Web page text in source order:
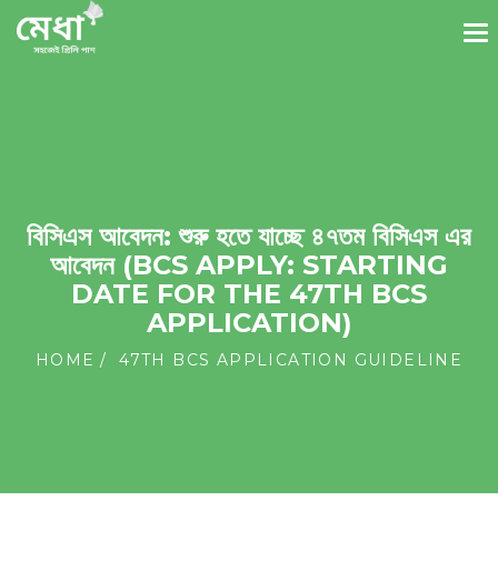
বিসিএস আবেদন: শুরু হতে যাচ্ছে ৪৭তম বিসিএস এর
আবেদন (BCS APPLY: STARTING
DATE FOR THE 47TH BCS
APPLICATION)
HOME 47TH BCS APPLICATION GUIDELINE